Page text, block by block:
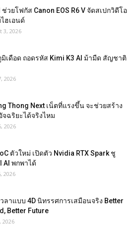
ช่วยโฟกัส Canon EOS R6 V จัดสเปกวิดีโอ
ฮเอนด์
3, 2026
เดือด ถอดรหัส Kimi K3 AI ม้ามืด สัญชาติ
2026
Thong Next เน็ตที่แรงขึ้น จะช่วยสร้าง
จฉริยะได้จริงไหม
2026
ตัวใหม่ เปิดตัว Nvidia RTX Spark ชู
AI พกพาได้
2026
ลาแบบ 4D นิทรรศการเสมือนจริง Better
Better Future
2026